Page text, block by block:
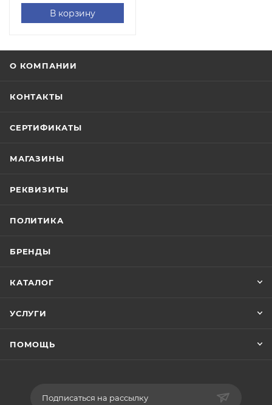
В корзину
О КОМПАНИИ
КОНТАКТЫ
СЕРТИФИКАТЫ
МАГАЗИНЫ
РЕКВИЗИТЫ
ПОЛИТИКА
БРЕНДЫ
КАТАЛОГ
УСЛУГИ
ПОМОЩЬ
Подписаться на рассылку